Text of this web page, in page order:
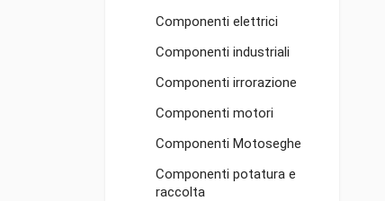
Componenti elettrici
Componenti industriali
Componenti irrorazione
Componenti motori
Componenti Motoseghe
Componenti potatura e
raccolta